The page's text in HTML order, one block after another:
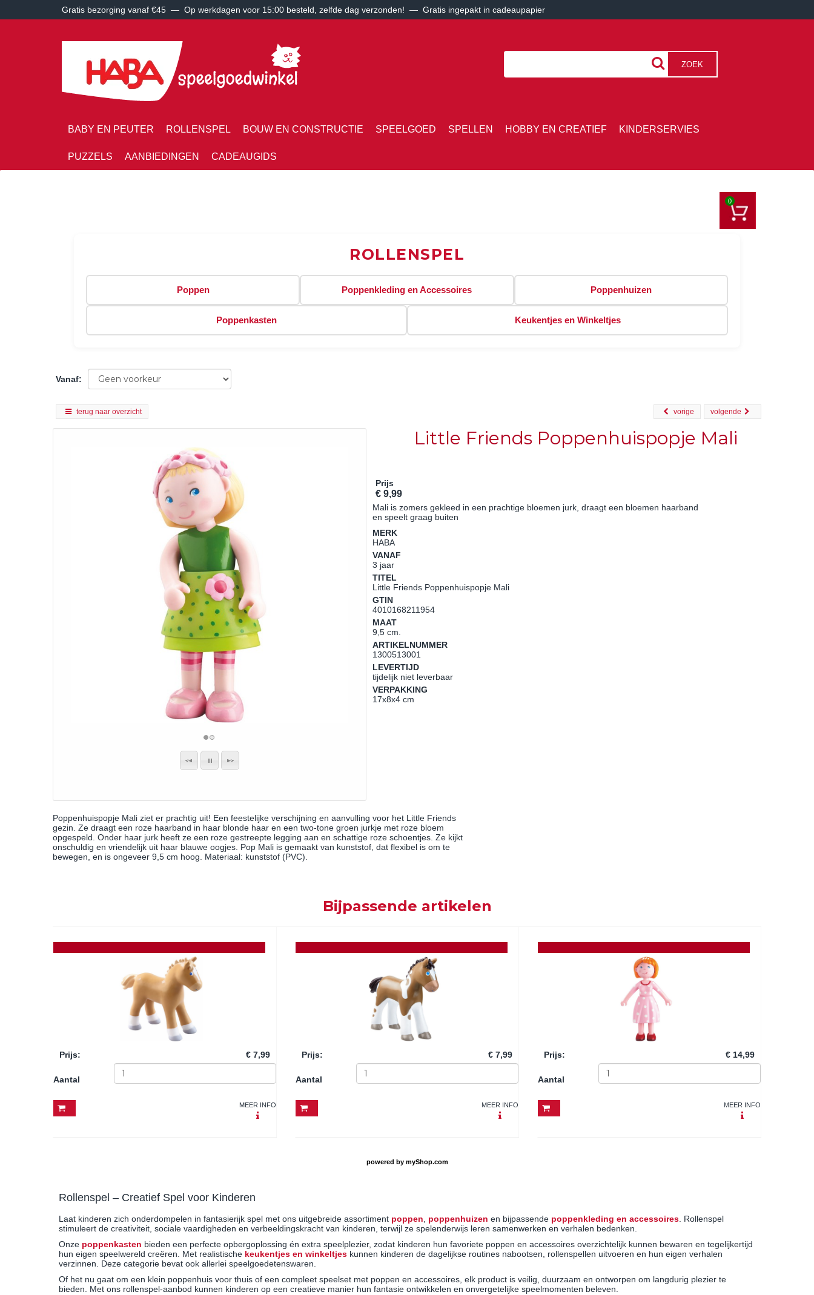
Gratis bezorging vanaf €45 — Op werkdagen voor 15:00 besteld, zelfde dag verzonden! — Gratis ingepakt in cadeaupapier
ZOEK
BABY EN PEUTER ROLLENSPEL BOUW EN CONSTRUCTIE SPEELGOED SPELLEN HOBBY EN CREATIEF KINDERSERVIES
PUZZELS AANBIEDINGEN CADEAUGIDS
0
ROLLENSPEL
Poppen Poppenkleding en Accessoires Poppenhuizen
Poppenkasten Keukentjes en Winkeltjes
Vanaf:
terug naar overzicht volgende
vorige
Little Friends Poppenhuispopje Mali
Prijs
€ 9,99
Mali is zomers gekleed in een prachtige bloemen jurk, draagt een bloemen haarband
en speelt graag buiten
MERK
HABA
VANAF
3 jaar
TITEL
Little Friends Poppenhuispopje Mali
GTIN
4010168211954
MAAT
9,5 cm.
ARTIKELNUMMER
1300513001
LEVERTIJD
tijdelijk niet leverbaar
VERPAKKING
17x8x4 cm
Poppenhuispopje Mali ziet er prachtig uit! Een feestelijke verschijning en aanvulling voor het Little Friends
gezin. Ze draagt een roze haarband in haar blonde haar en een two-tone groen jurkje met roze bloem
opgespeld. Onder haar jurk heeft ze een roze gestreepte legging aan en schattige roze schoentjes. Ze kijkt
onschuldig en vriendelijk uit haar blauwe oogjes. Pop Mali is gemaakt van kunststof, dat flexibel is om te
bewegen, en is ongeveer 9,5 cm hoog. Materiaal: kunststof (PVC).
Bijpassende artikelen
Prijs: € 7,99
Aantal
MEER INFO
Prijs: € 7,99
Aantal
MEER INFO
Prijs: € 14,99
Aantal
MEER INFO
powered by myShop.com
Rollenspel – Creatief Spel voor Kinderen
Laat kinderen zich onderdompelen in fantasierijk spel met ons uitgebreide assortiment poppen, poppenhuizen en bijpassende poppenkleding en accessoires. Rollenspel
stimuleert de creativiteit, sociale vaardigheden en verbeeldingskracht van kinderen, terwijl ze spelenderwijs leren samenwerken en verhalen bedenken.
Onze poppenkasten bieden een perfecte opbergoplossing én extra speelplezier, zodat kinderen hun favoriete poppen en accessoires overzichtelijk kunnen bewaren en tegelijkertijd
hun eigen speelwereld creëren. Met realistische keukentjes en winkeltjes kunnen kinderen de dagelijkse routines nabootsen, rollenspellen uitvoeren en hun eigen verhalen
verzinnen. Deze categorie bevat ook allerlei speelgoedetenswaren.
Of het nu gaat om een klein poppenhuis voor thuis of een compleet speelset met poppen en accessoires, elk product is veilig, duurzaam en ontworpen om langdurig plezier te
bieden. Met ons rollenspel-aanbod kunnen kinderen op een creatieve manier hun fantasie ontwikkelen en onvergetelijke speelmomenten beleven.